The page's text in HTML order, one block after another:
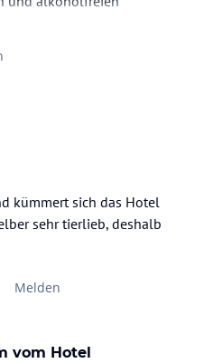
Cocktails, Longdrinks,
kümmert sich das Hotel
sehr tierlieb, deshalb
Melden
vom Hotel